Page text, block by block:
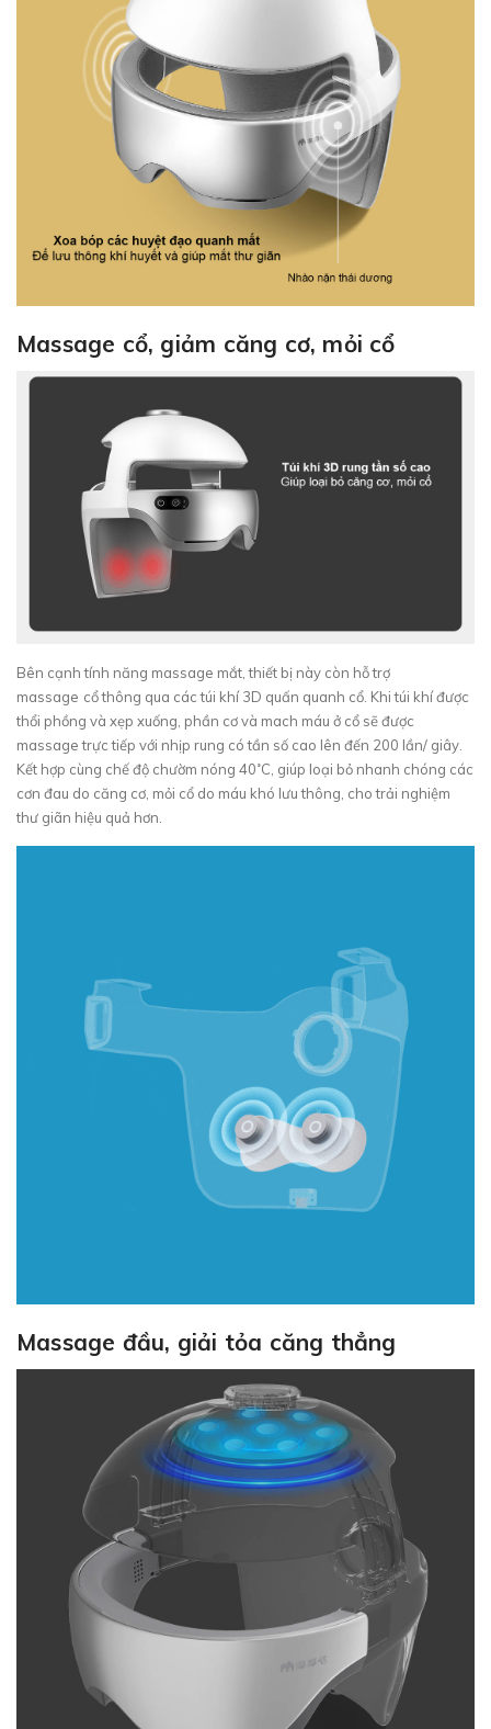
Massage cổ, giảm căng cơ, mỏi cổ
Bên cạnh tính năng massage mắt, thiết bị này còn hỗ trợ
massage cổ thông qua các túi khí 3D quấn quanh cổ. Khi túi khí được
thổi phồng và xẹp xuống, phần cơ và mach máu ở cổ sẽ được
massage trực tiếp với nhịp rung có tần số cao lên đến 200 lần/ giây.
Kết hợp cùng chế độ chườm nóng 40˚C, giúp loại bỏ nhanh chóng các
cơn đau do căng cơ, mỏi cổ do máu khó lưu thông, cho trải nghiệm
thư giãn hiệu quả hơn.
Massage đầu, giải tỏa căng thẳng